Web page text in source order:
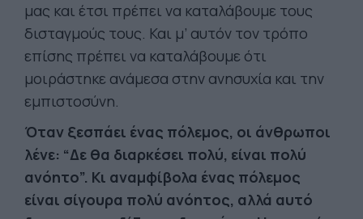
μας και έτσι πρέπει να καταλάβουμε τους
δισταγμούς τους. Και μ’ αυτόν τον τρόπο
επίσης πρέπει να καταλάβουμε ότι
μοιράστηκε ανάμεσα στην ανησυχία και την
εμπιστοσύνη.
Όταν ξεσπάει ένας πόλεμος, οι άνθρωποι
λένε: “Δε θα διαρκέσει πολύ, είναι πολύ
ανόητο”. Κι αναμφίβολα ένας πόλεμος
είναι σίγουρα πολύ ανόητος, αλλά αυτό